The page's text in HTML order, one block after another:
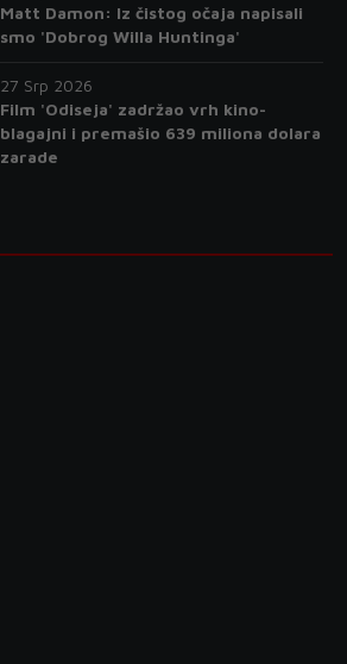
Matt Damon: Iz čistog očaja napisali
smo 'Dobrog Willa Huntinga'
27 Srp 2026
Film 'Odiseja' zadržao vrh kino-
blagajni i premašio 639 miliona dolara
zarade